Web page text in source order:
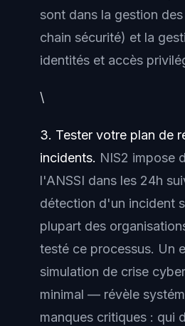
sont dans la gestion
chain sécurité) et la
identités et accès
\
3. Tester votre plan de
incidents. NIS2 impose
l'ANSSI dans les 24h
détection d'un incident
plupart des
testé ce processus. Un
simulation de crise
minimal — révèle
manques critiques : qui